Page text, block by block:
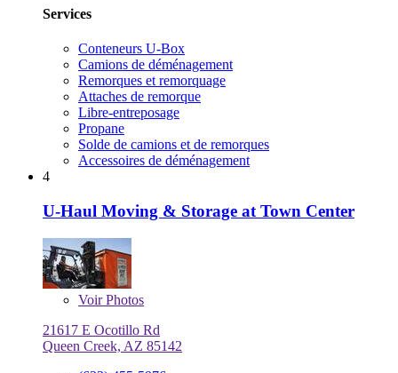
Services
Conteneurs U-Box
Camions de déménagement
Remorques et remorquage
Attaches de remorque
Libre-entreposage
Propane
Solde de camions et de remorques
Accessoires de déménagement
4
U-Haul Moving & Storage at Town Center
VoirPhotos
21617 E Ocotillo Rd
Queen Creek, AZ 85142